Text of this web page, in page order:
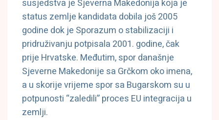
susjedstva je Sjeverna Makedonija koja je
status zemlje kandidata dobila još 2005
godine dok je Sporazum o stabilizaciji i
pridruživanju potpisala 2001. godine, čak
prije Hrvatske. Međutim, spor današnje
Sjeverne Makedonije sa Grčkom oko imena,
a u skorije vrijeme spor sa Bugarskom su u
potpunosti “zaledili” proces EU integracija u
zemlji.